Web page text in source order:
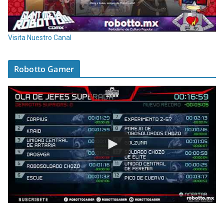
Visita Nuestro Canal
Robotto Gamer